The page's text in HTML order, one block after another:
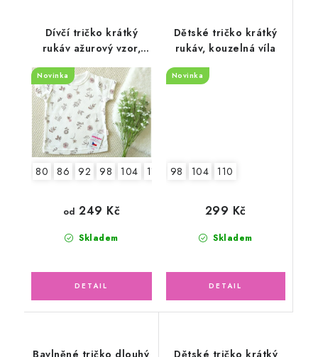
Dívčí tričko krátký
rukáv ažurový vzor,
květinky
Novinka
80 86 92 98 104 110
Skladem
od 249 Kč
Dětské tričko krátký
rukáv, kouzelná víla
Novinka
98 104 110
Skladem
299 Kč